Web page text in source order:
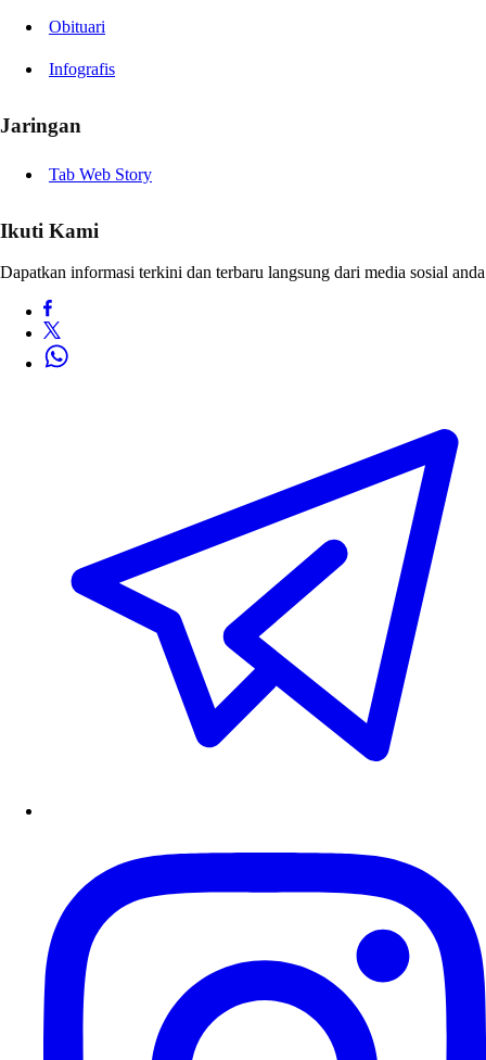
Obituari
Infografis
Jaringan
Tab Web Story
Ikuti Kami
Dapatkan informasi terkini dan terbaru langsung dari media sosial anda